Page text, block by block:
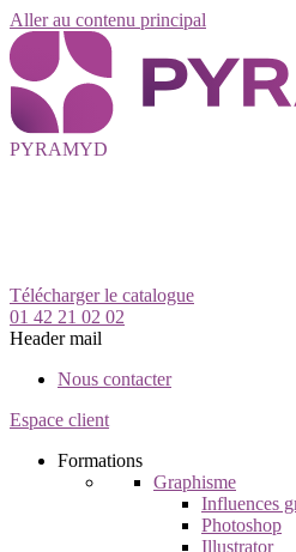
Aller au contenu principal
PYRAMYD
Télécharger le catalogue
01 42 21 02 02
Header mail
Nous contacter
Espace client
Formations
Graphisme
Influences
Photoshop
Illustrator